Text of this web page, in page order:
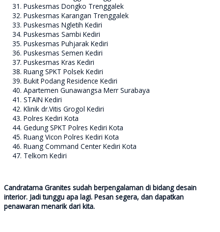
Puskesmas Dongko Trenggalek
Puskesmas Karangan Trenggalek
Puskesmas Ngletih Kediri
Puskesmas Sambi Kediri
Puskesmas Puhjarak Kediri
Puskesmas Semen Kediri
Puskesmas Kras Kediri
Ruang SPKT Polsek Kediri
Bukit Podang Residence Kediri
Apartemen Gunawangsa Merr Surabaya
STAIN Kediri
Klinik dr.Vitis Grogol Kediri
Polres Kediri Kota
Gedung SPKT Polres Kediri Kota
Ruang Vicon Polres Kediri Kota
Ruang Command Center Kediri Kota
Telkom Kediri
Candratama Granites sudah berpengalaman di bidang desain
interior. Jadi tunggu apa lagi. Pesan segera, dan dapatkan
penawaran menarik dari kita.